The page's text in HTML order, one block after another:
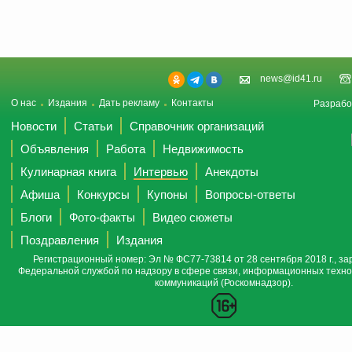
news@id41.ru
О нас Издания Дать рекламу Контакты
Новости Статьи
Справочник организаций
Объявления
Работа
Недвижимость
Кулинарная книга
Интервью
Анекдоты
Афиша
Конкурсы Купоны
Вопросы-ответы
Блоги
Фото-факты
Видео сюжеты
Поздравления
Издания
Регистрационный номер: Эл № ФС77-73814 от 28 сентября 2018 г.,
Федеральной службой по надзору в сфере связи, информационных
коммуникаций (Роскомнадзор).